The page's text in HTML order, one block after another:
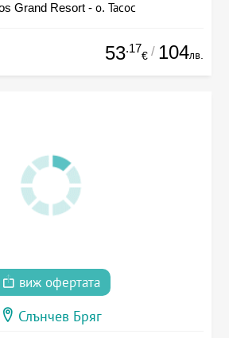
Grand Resort - о. Тасос
53.17
€ / 104лв.
виж офертата
Слънчев Бряг